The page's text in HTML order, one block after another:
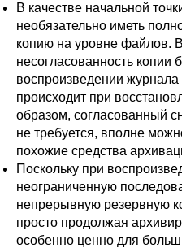
В качестве начальной
необязательно иметь
копию на уровне файлов.
несогласованность копии
воспроизведении
происходит при
образом, согласованный
не требуется, вполне
похожие средства
Поскольку при
неограниченную
непрерывную резервную
просто продолжая
особенно ценно для